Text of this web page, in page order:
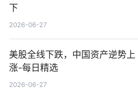
下
2026-06-27
美股全线下跌，中国资产逆势上
涨-每日精选
2026-06-27